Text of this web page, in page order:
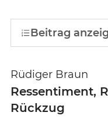
Beitrag
Rüdiger Braun
Ressentiment,
Rückzug